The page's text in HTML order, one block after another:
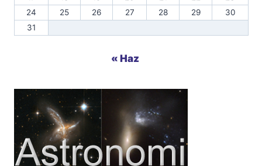
24
25 26 27 28 29
30
31
« Haz